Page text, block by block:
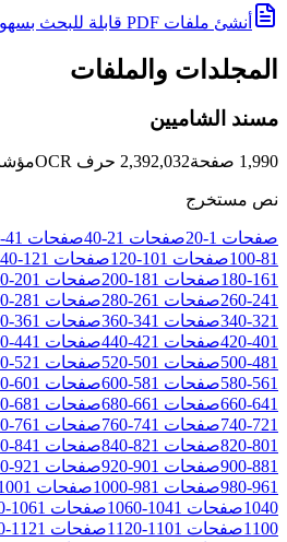
أنشئ ملفات PDF قابلة للبحث بسهولة
المجلدات والملفات
مسند الشاميين
1,990 صفحة2,392,032 حرف OCR
نص مستخرج
صفحات 1
-
20صفحات 21
-
40صفحات 41
-
81
-
100صفحات 101
-
120صفحات 121
-
161
-
180صفحات 181
-
200صفحات 201
-
241
-
260صفحات 261
-
280صفحات 281
-
321
-
340صفحات 341
-
360صفحات 361
-
401
-
420صفحات 421
-
440صفحات 441
-
481
-
500صفحات 501
-
520صفحات 521
-
561
-
580صفحات 581
-
600صفحات 601
-
641
-
660صفحات 661
-
680صفحات 681
-
721
-
740صفحات 741
-
760صفحات 761
-
801
-
820صفحات 821
-
840صفحات 841
-
881
-
900صفحات 901
-
920صفحات 921
-
961
-
980صفحات 981
-
1000صفحات
1040صفحات 1041
-
1060صفحات 1061
-
1100صفحات 1101
-
1120صفحات 1121
-